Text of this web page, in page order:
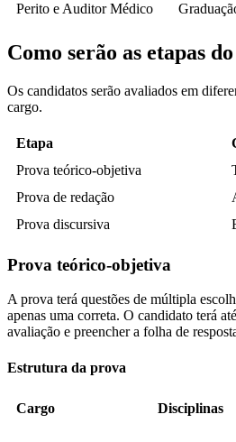
Perito e Auditor Médico
Como serão as etapas
Os candidatos serão avaliados em
cargo.
Etapa
Prova teórico-objetiva
Prova de redação
Prova discursiva
Prova teórico-objetiva
A prova terá questões de múltipla
apenas uma correta. O candidato terá até
avaliação e preencher a folha de
Estrutura da prova
Cargo Disciplinas